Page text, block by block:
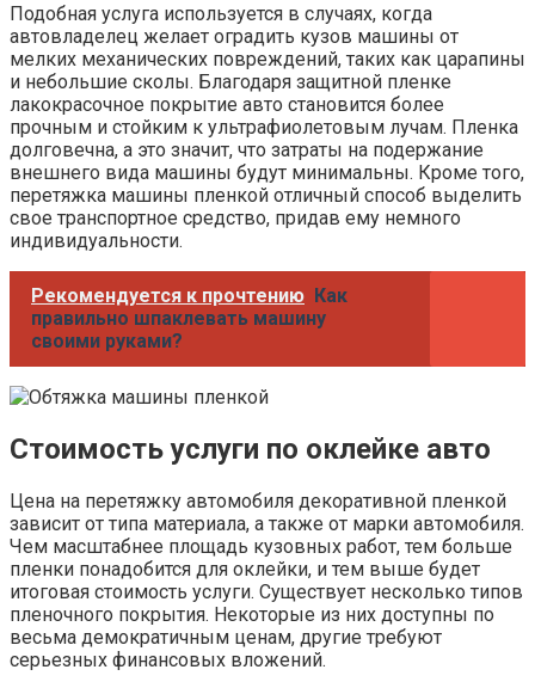
Подобная услуга используется в случаях, когда
автовладелец желает оградить кузов машины от
мелких механических повреждений, таких как царапины
и небольшие сколы. Благодаря защитной пленке
лакокрасочное покрытие авто становится более
прочным и стойким к ультрафиолетовым лучам. Пленка
долговечна, а это значит, что затраты на подержание
внешнего вида машины будут минимальны. Кроме того,
перетяжка машины пленкой отличный способ выделить
свое транспортное средство, придав ему немного
индивидуальности.
Рекомендуется к прочтению Как
правильно шпаклевать машину
своими руками?
Стоимость услуги по оклейке авто
Цена на перетяжку автомобиля декоративной пленкой
зависит от типа материала, а также от марки автомобиля.
Чем масштабнее площадь кузовных работ, тем больше
пленки понадобится для оклейки, и тем выше будет
итоговая стоимость услуги. Существует несколько типов
пленочного покрытия. Некоторые из них доступны по
весьма демократичным ценам, другие требуют
серьезных финансовых вложений.